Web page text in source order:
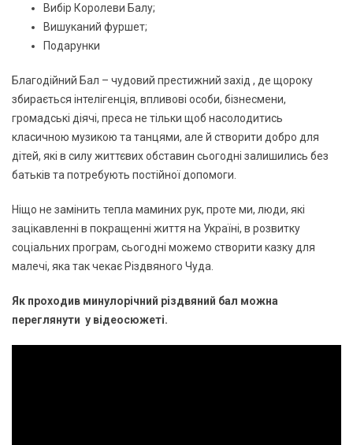
Вибір Королеви Балу;
Вишуканий фуршет;
Подарунки
Благодійний Бал – чудовий престижний захід , де щороку
збирається інтелігенція, впливові особи, бізнесмени,
громадські діячі, преса не тільки щоб насолодитись
класичною музикою та танцями, але й створити добро для
дітей, які в силу життєвих обставин сьогодні залишились без
батьків та потребують постійної допомоги.
Ніщо не замінить тепла маминих рук, проте ми, люди, які
зацікавленні в покращенні життя на Україні, в розвитку
соціальних програм, сьогодні можемо створити казку для
малечі, яка так чекає Різдвяного Чуда.
Як проходив минулорічний різдвяний бал можна
переглянути у відеосюжеті.